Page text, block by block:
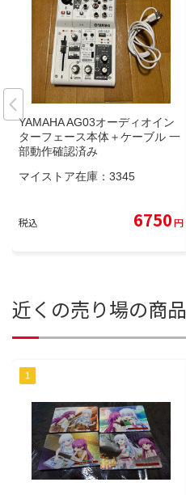
YAMAHA AG03オーディオイン
ターフェース本体＋ケーブル 一
部動作確認済み
マイストア在庫： 3345
税込 6750円
近くの売り場の商品